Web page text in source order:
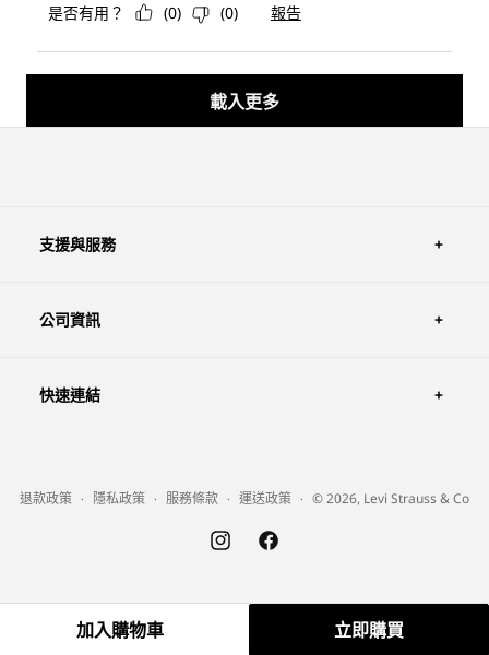
加入購物車 立即購買
是否有用？ (0) (0) 報告
載入更多
支援與服務
公司資訊
快速連結
退款政策 隱私政策 服務條款 運送政策 © 2026, Levi Strauss & Co
InstagramFacebook